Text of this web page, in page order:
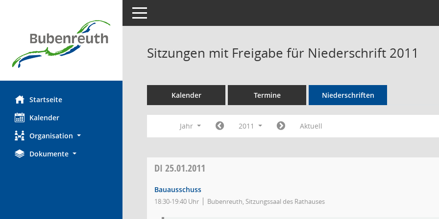
Startseite
Kalender
Organisation
Dokumente
Toggle navigation
Sitzungen mit Freigabe für Niederschrift 2011
Kalender Termine Niederschriften
Jahr 2011 Aktuell
DI 25.01.2011
Bauausschuss
18:30-19:40 Uhr Bubenreuth, Sitzungssaal des Rathauses